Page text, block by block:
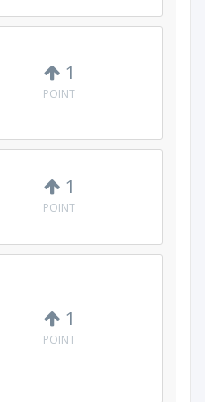
1
POINT
1
POINT
1
POINT